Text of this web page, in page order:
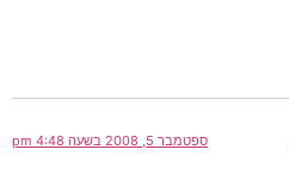
ספטמבר 5, 2008 בשעה 4:48 pm